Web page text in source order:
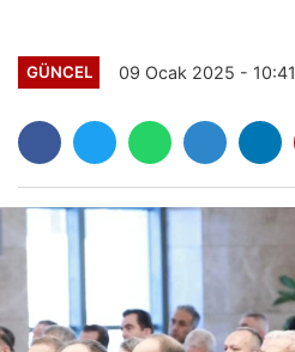
GÜNCEL 09 Ocak 2025 - 10:41